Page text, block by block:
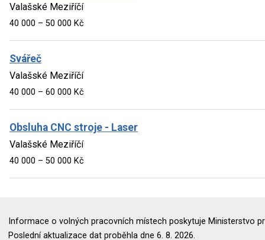
Valašské Meziříčí
40 000 – 50 000 Kč
Svářeč
Valašské Meziříčí
40 000 – 60 000 Kč
Obsluha CNC stroje - Laser
Valašské Meziříčí
40 000 – 50 000 Kč
Informace o volných pracovních místech poskytuje Ministerstvo
Poslední aktualizace dat proběhla dne 6. 8. 2026.